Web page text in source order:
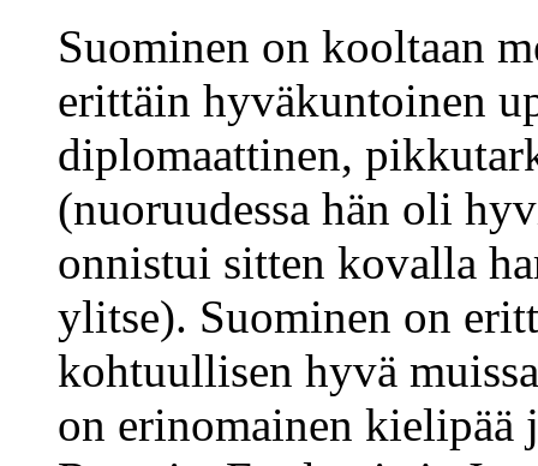
Suominen on kooltaan
erittäin hyväkuntoinen
diplomaattinen,
(nuoruudessa hän oli
onnistui sitten kovalla
ylitse). Suominen on
kohtuullisen hyvä
on erinomainen kielipää